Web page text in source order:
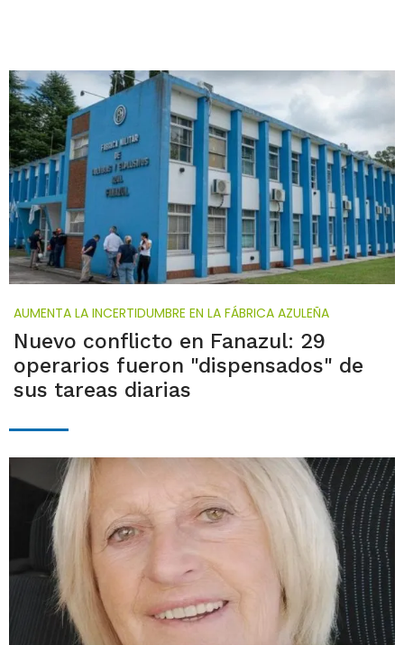
AUMENTA LA INCERTIDUMBRE EN LA FÁBRICA AZULEÑA
Nuevo conflicto en Fanazul: 29
operarios fueron "dispensados" de
sus tareas diarias